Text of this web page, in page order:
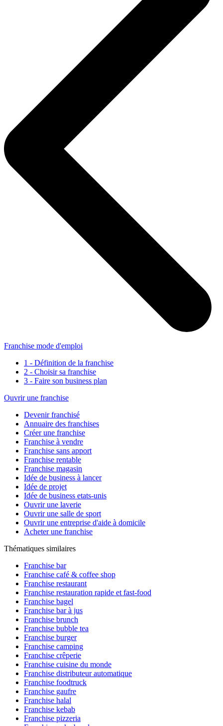
Franchise mode d'emploi
1 - Définition de la franchise
2 - Choisir sa franchise
3 - Faire son business plan
Ouvrir une franchise
Devenir franchisé
Annuaire des franchises
Créer une franchise
Franchise à vendre
Franchise sans apport
Franchise rentable
Franchise magasin
Idée de business à lancer
Idée de projet
Idée de business etats-unis
Ouvrir une laverie
Ouvrir une salle de sport
Ouvrir une entreprise d'aide à domicile
Acheter une franchise
Thématiques similaires
Franchise bar
Franchise café & coffee shop
Franchise restaurant
Franchise restauration rapide et fast-food
Franchise bagel
Franchise bar à jus
Franchise brunch
Franchise bubble tea
Franchise burger
Franchise camping
Franchise crêperie
Franchise cuisine du monde
Franchise distributeur automatique
Franchise foodtruck
Franchise gaufre
Franchise halal
Franchise kebab
Franchise pizzeria